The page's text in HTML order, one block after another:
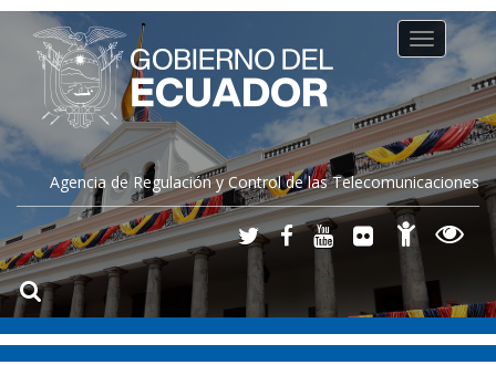
Agencia de Regulación y Control de las Telecomunicaciones
Toggle
navigation